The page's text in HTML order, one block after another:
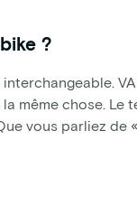
?
même chose.
vous parliez de